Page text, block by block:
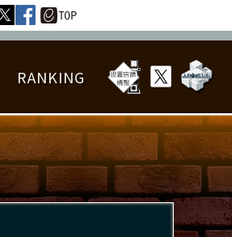
詳細楽曲データ
EDIT譜面
RANKING
RANKING